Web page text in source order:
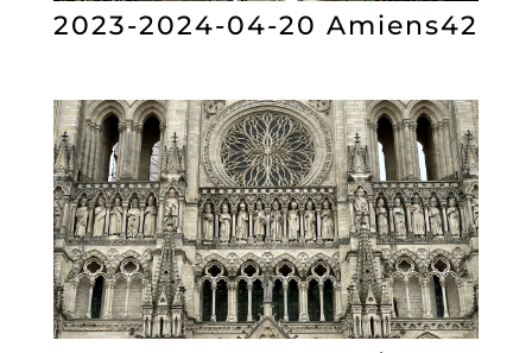
2023-2024-04-20 Amiens42